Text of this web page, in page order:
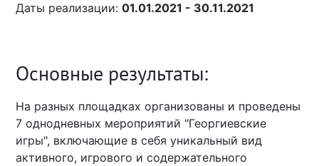
Даты реализации:01.01.2021 - 30.11.2021
Основные результаты:
На разных площадках организованы и проведены
7 однодневных мероприятий "Георгиевские
игры", включающие в себя уникальный вид
активного, игрового и содержательного